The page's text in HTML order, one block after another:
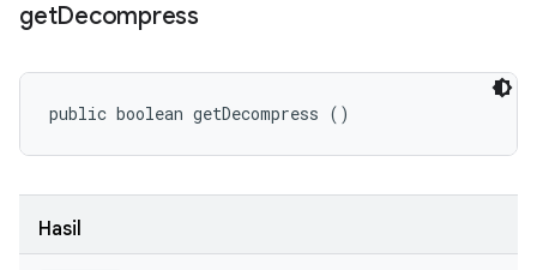
getDecompress
public boolean getDecompress ()
Hasil